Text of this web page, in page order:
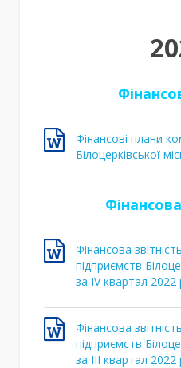
Фінансові плани
Білоцерківської
Фінансова
підприємств
за ІV квартал 2022
Фінансова
підприємств
за ІІІ квартал 2022